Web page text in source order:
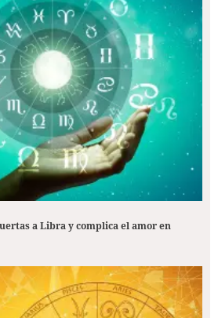
a Libra y complica el amor en